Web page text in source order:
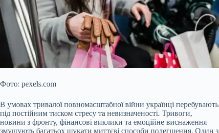
Фото: pexels.com
В умовах тривалої повномасштабної війни українці перебувають
під постійним тиском стресу та невизначеності. Тривоги,
новини з фронту, фінансові виклики та емоційне виснаження
змушують багатьох шукати миттєві способи полегшення. Один з